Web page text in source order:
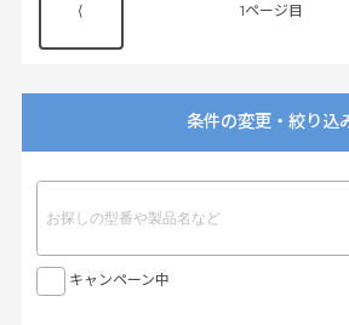
⟨ 1
条件の変更・絞り込
キャンペーン中